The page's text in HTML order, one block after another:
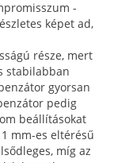
-
képet ad,
része, mert
stabilabban
gyorsan
pedig
beállításokat
mm-es eltérésű
míg az